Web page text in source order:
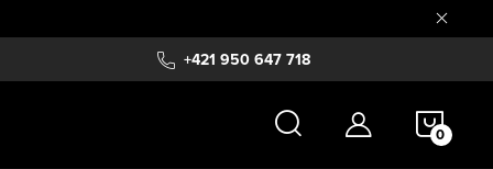
+421 950 647 718